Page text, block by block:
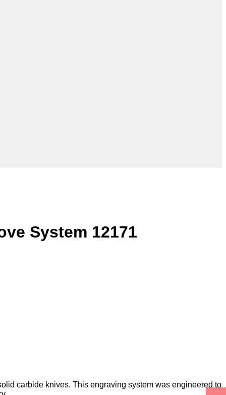
System 12171
carbide knives. This engraving system was engineered to